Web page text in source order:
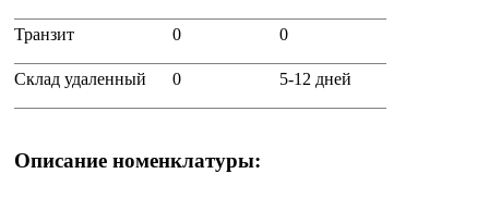
Транзит 0 0
Склад удаленный 0 5-12 дней
Описание номенклатуры: